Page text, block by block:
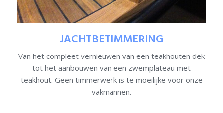
JACHTBETIMMERING
Van het compleet vernieuwen van een teakhouten dek
tot het aanbouwen van een zwemplateau met
teakhout. Geen timmerwerk is te moeilijke voor onze
vakmannen.